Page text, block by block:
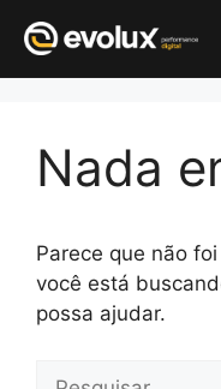
conteúdo
Nada
Parece que não
você está
possa ajudar.